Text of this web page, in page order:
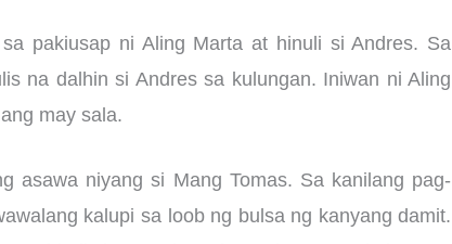
pakiusap ni Aling Marta at hinuli si Andres. Sa
na dalhin si Andres sa kulungan. Iniwan ni Aling
may sala.
asawa niyang si Mang Tomas. Sa kanilang pag-
kalupi sa loob ng bulsa ng kanyang damit.